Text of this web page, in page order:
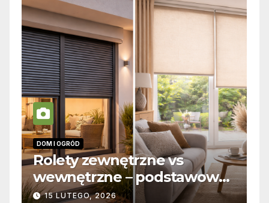
vs
i
INFORMACJE
Zabicie owada a
odpowiedzialność
jak wygląda to w
19 PAŹDZIERNIKA, 2025